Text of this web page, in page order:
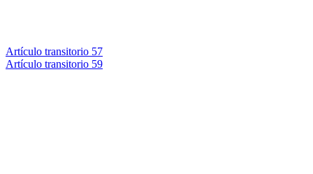
Artículo transitorio 57
Artículo transitorio 59